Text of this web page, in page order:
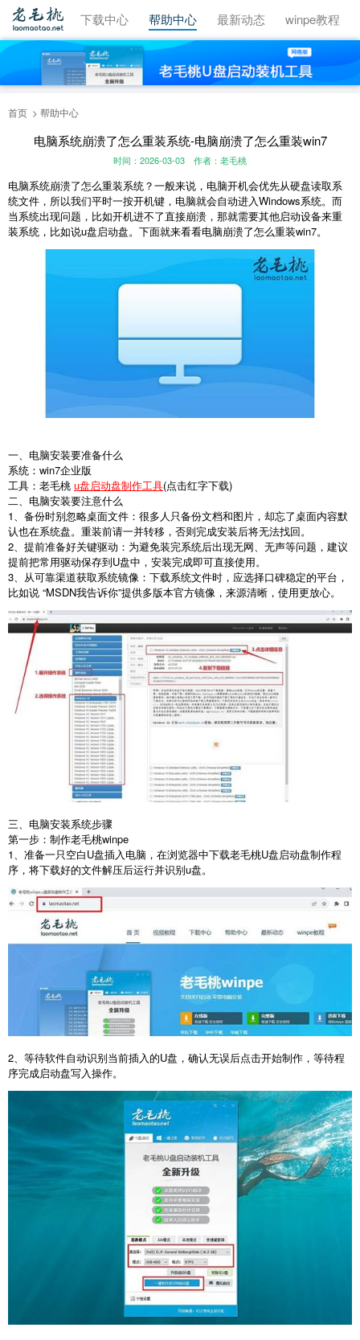
视频教程 下载中心 帮助中心 最新动态 winpe教程
首页 帮助中心
电脑系统崩溃了怎么重装系统-电脑崩溃了怎么重装win7
时间：2026-03-03 作者：老毛桃
电脑系统崩溃了怎么重装系统？一般来说，电脑开机会优先从硬盘读取系
统文件，所以我们平时一按开机键，电脑就会自动进入Windows系统。而
当系统出现问题，比如开机进不了直接崩溃，那就需要其他启动设备来重
装系统，比如说u盘启动盘。下面就来看看电脑崩溃了怎么重装win7。
一、电脑安装要准备什么
系统：win7企业版
工具：老毛桃 u盘启动盘制作工具(点击红字下载)
二、电脑安装要注意什么
1
、备份时别忽略桌面文件：很多人只备份文档和图片，却忘了桌面内容默
认也在系统盘。重装前请一并转移，否则完成安装后将无法找回。
2 、提前准备好关键驱动：为避免装完系统后出现无网、无声等问题，建议
提前把常用驱动保存到U盘中，安装完成即可直接使用。
3 、从可靠渠道获取系统镜像：下载系统文件时，应选择口碑稳定的平台，
比如说 “MSDN我告诉你”提供多版本官方镜像，来源清晰，使用更放心。
三、电脑安装系统步骤
第一步：制作老毛桃winpe
1、准备一只空白U盘插入电脑，在浏览器中下载老毛桃U盘启动盘制作程
序，将下载好的文件解压后运行并识别u盘。
2、等待软件自动识别当前插入的U盘，确认无误后点击开始制作，等待程
序完成启动盘写入操作。